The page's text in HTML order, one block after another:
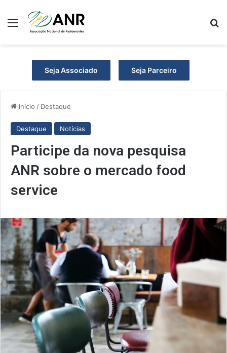
Menu
Seja Associado Seja Parceiro
Início / Destaque
Destaque Notícias
Participe da nova pesquisa
ANR sobre o mercado food
service